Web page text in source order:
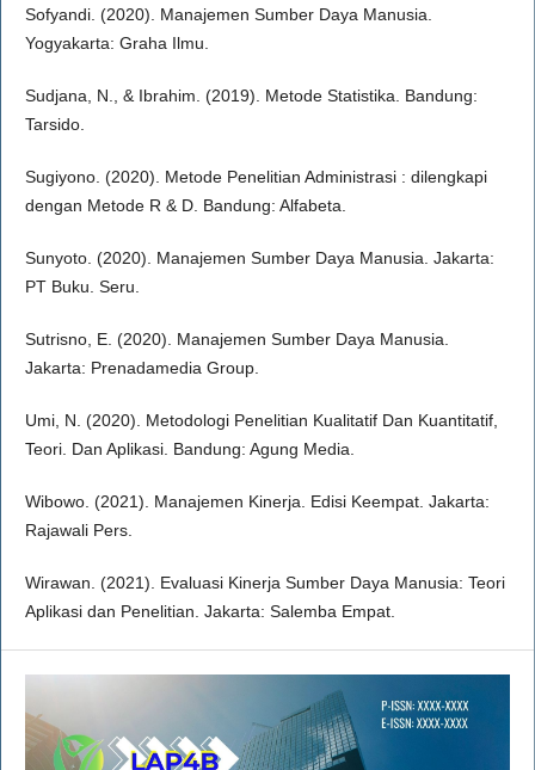
Sofyandi. (2020). Manajemen Sumber Daya Manusia.
Yogyakarta: Graha Ilmu.
Sudjana, N., & Ibrahim. (2019). Metode Statistika. Bandung:
Tarsido.
Sugiyono. (2020). Metode Penelitian Administrasi : dilengkapi
dengan Metode R & D. Bandung: Alfabeta.
Sunyoto. (2020). Manajemen Sumber Daya Manusia. Jakarta:
PT Buku. Seru.
Sutrisno, E. (2020). Manajemen Sumber Daya Manusia.
Jakarta: Prenadamedia Group.
Umi, N. (2020). Metodologi Penelitian Kualitatif Dan Kuantitatif,
Teori. Dan Aplikasi. Bandung: Agung Media.
Wibowo. (2021). Manajemen Kinerja. Edisi Keempat. Jakarta:
Rajawali Pers.
Wirawan. (2021). Evaluasi Kinerja Sumber Daya Manusia: Teori
Aplikasi dan Penelitian. Jakarta: Salemba Empat.